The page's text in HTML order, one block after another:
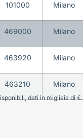
101000 Milano
469000 Milano
463920 Milano
463210 Milano
dati in migliaia di €.